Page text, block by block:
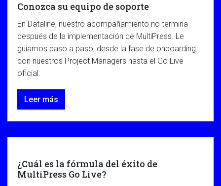
Conozca su equipo de soporte
En Dataline, nuestro acompañamiento no termina
después de la implementación de MultiPress. Le
guiamos paso a paso, desde la fase de onboarding
con nuestros Project Managers hasta el Go Live
oficial.
Leer más
¿Cuál es la fórmula del éxito de
MultiPress Go Live?